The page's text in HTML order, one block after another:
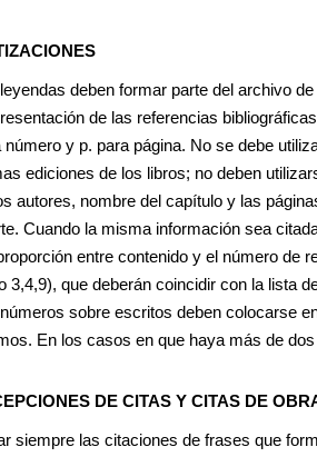
deben formar parte del archivo
de las referencias
número y p. para página. No se debe
ediciones de los libros; no deben
autores, nombre del capítulo y las
Cuando la misma información sea
entre contenido y el número de
3,4,9), que deberán coincidir con la lista
sobre escritos deben colocarse
En los casos en que haya más de
DE CITAS Y CITAS DE
siempre las citaciones de frases que